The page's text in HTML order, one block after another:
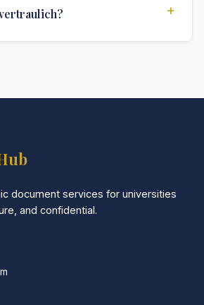
hängt von Ihrem Standort und
+
document services for universities
and confidential.